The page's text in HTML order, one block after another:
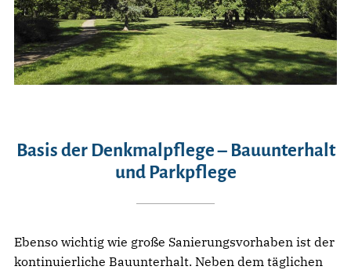
Basis der Denkmalpflege – Bauunterhalt
und Parkpflege
Ebenso wichtig wie große Sanierungsvorhaben ist der
kontinuierliche Bauunterhalt. Neben dem täglichen